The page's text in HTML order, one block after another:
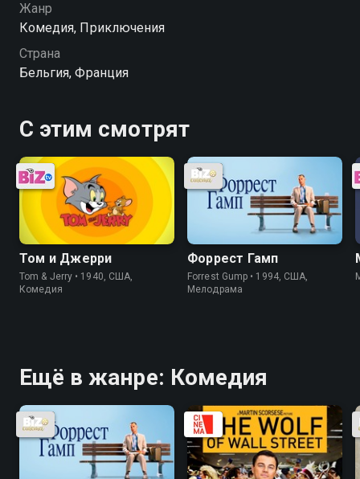
Жанр
Комедия, Приключения
Страна
Бельгия, Франция
С этим смотрят
Том и Джерри
Tom & Jerry • 1940, США,
Комедия
Форрест Гамп
Forrest Gump • 1994, США,
Мелодрама
Ещё в жанре: Комедия